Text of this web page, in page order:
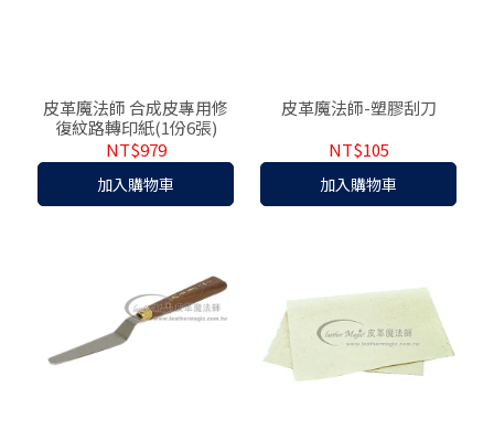
皮革魔法師 合成皮專用修
復紋路轉印紙(1份6張)
NT$979
加入購物車
皮革魔法師-塑膠刮刀
NT$105
加入購物車